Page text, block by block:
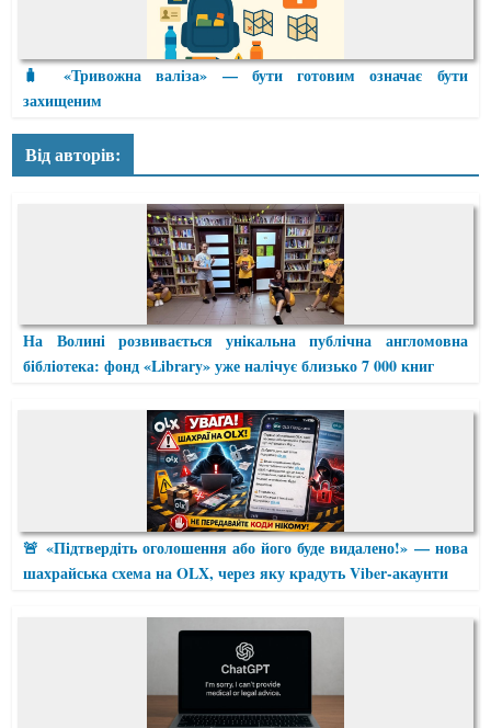
🧳 «Тривожна валіза» — бути готовим означає бути
захищеним
Від авторів:
На Волині розвивається унікальна публічна англомовна
бібліотека: фонд «Library» уже налічує близько 7 000 книг
🚨 «Підтвердіть оголошення або його буде видалено!» — нова
шахрайська схема на OLX, через яку крадуть Viber-акаунти